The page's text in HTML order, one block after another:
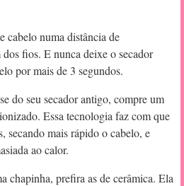
cabelo numa distância de
fios. E nunca deixe o secador
por mais de 3 segundos.
do seu secador antigo, compre um
Essa tecnologia faz com que
secando mais rápido o cabelo, e
ao calor.
chapinha, prefira as de cerâmica. Ela